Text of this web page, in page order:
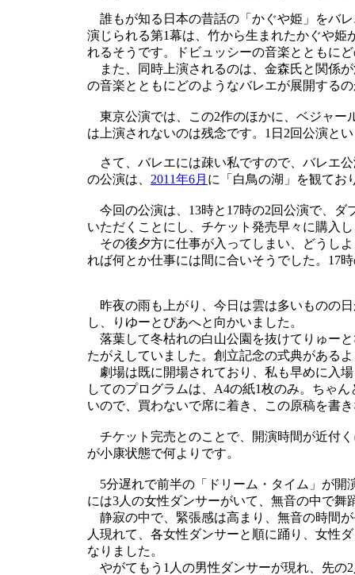
誰もが知る日本の昔話の「かぐや姫」をバ
演じられる第1幕は、竹から生まれたかぐや
れるそうです。ドビュッシーの音楽とともに
また、同時上演されるのは、金森氏と関係
の音楽とともにどのようなバレエが展開する
東京公演では、この2作のほかに、ベジャー
は上演されないのは残念です。1日2回公演と
さて、バレエには疎い私ですので、バレエ
の公演は、 2011年6月 に「白鳥の湖」を観てお
今回の公演は、13時と17時の2回公演で、ダ
いただくことにし、チケット発売早々に購入
その後夕方に仕事が入ってしまい、どうし
れば何とか仕事には間に合いそうでした。17
昨夜の雨も上がり、今日は雲は多いものの
し、りゆーとぴあへと向かいました。
落葉して冬枯れの白山公園を抜けてりゅー
たがえしていました。創立記念の式典がある
劇場は既に開場されており、私も早めに入
してのプログラムは、A4の紙1枚のみ。ちゃ
いので、買わないで席に着き、この原稿を書
チケット完売とのことで、開演時間が近付
が小康状態で何よりです。
5分遅れで前半の「ドリーム・タイム」が開
には3人の女性ダンサーがいて、無音の中で舞
静寂の中で、緊張感は高まり、無音の時間
人現れて、各女性ダンサーと順に踊り、女性
なりました。
やがてもう1人の男性ダンサーが現れ、先の